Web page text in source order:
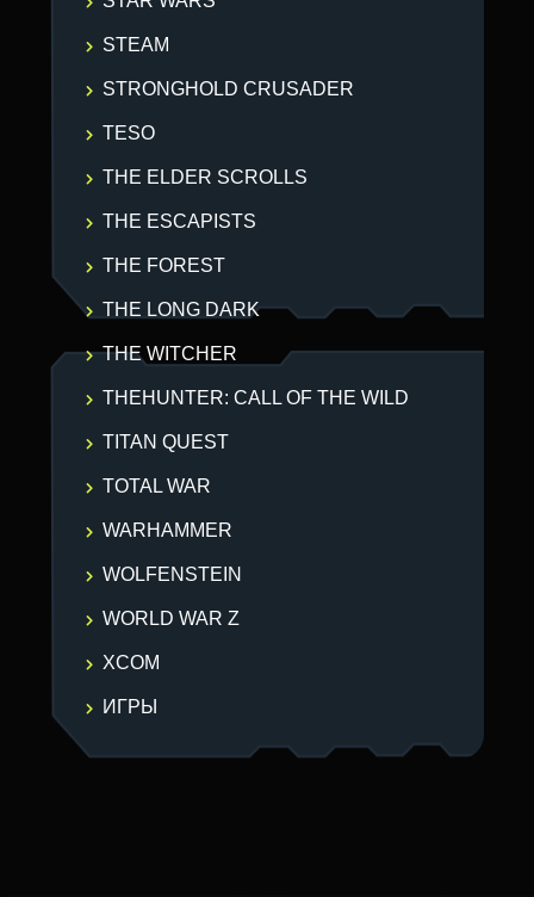
STEAM
STRONGHOLD CRUSADER
TESO
THE ELDER SCROLLS
THE ESCAPISTS
THE FOREST
THE LONG DARK
THE WITCHER
THEHUNTER: CALL OF THE WILD
TITAN QUEST
TOTAL WAR
WARHAMMER
WOLFENSTEIN
WORLD WAR Z
XCOM
ИГРЫ